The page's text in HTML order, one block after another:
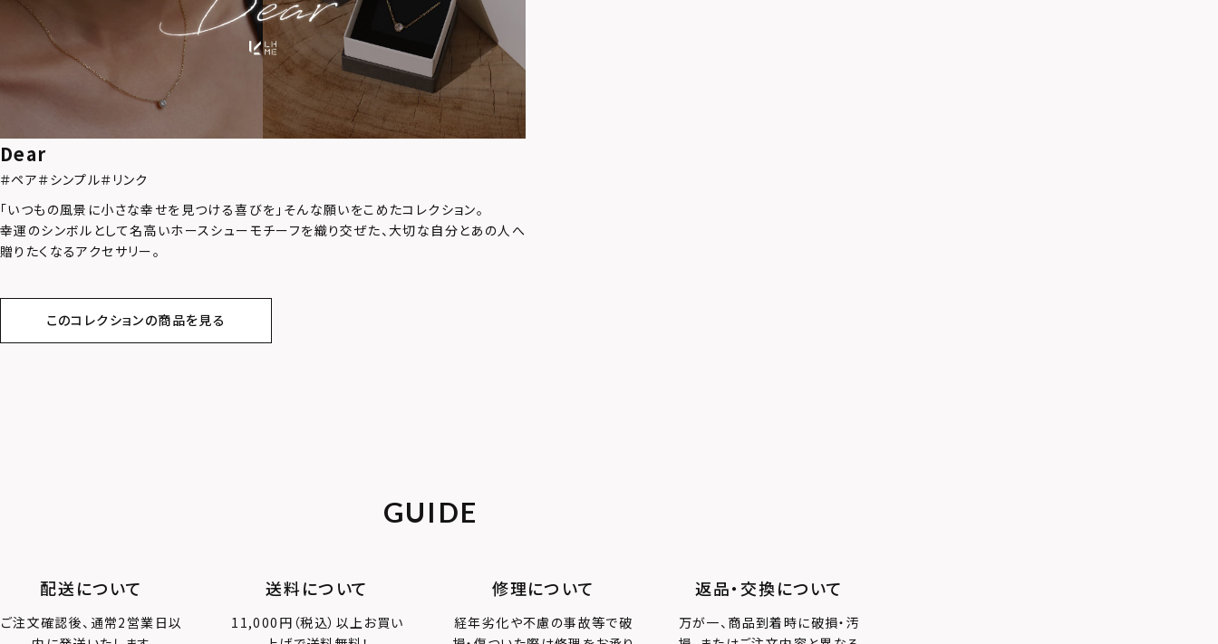
Dear
＃ペア＃シンプル＃リンク
「いつもの風景に小さな幸せを見つける喜びを」そんな願いをこめたコレクション。
幸運のシンボルとして名高いホースシューモチーフを織り交ぜた、大切な自分とあの人へ
贈りたくなるアクセサリー。
このコレクションの商品を見る
GUIDE
配送について
ご注文確認後、通常2営業日以
送料について
11,000円（税込）以上お買い
修理について
経年劣化や不慮の事故等で破
返品・交換について
万が一、商品到着時に破損・汚